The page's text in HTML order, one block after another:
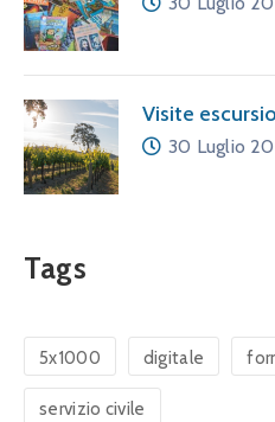
Visite
30 Luglio
Tags
5x1000 digitale
servizio civile